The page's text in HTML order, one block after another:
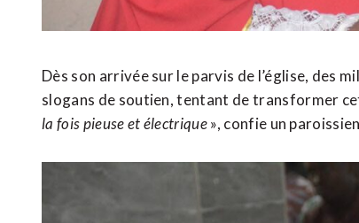
Dès son arrivée sur le parvis de l’église, des
slogans de soutien, tentant de transformer
la fois pieuse et électrique», confie un